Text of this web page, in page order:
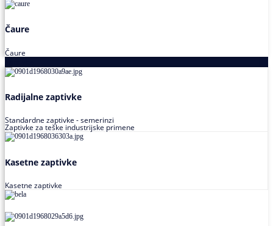
Čaure
Čaure
Radijalne zaptivke
Standardne zaptivke - semerinzi
Zaptivke za teške industrijske primene
Kasetne zaptivke
Kasetne zaptivke